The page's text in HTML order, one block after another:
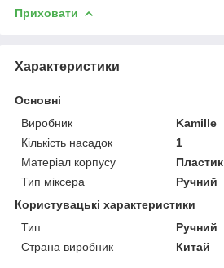
Приховати
Характеристики
Основні
Виробник
Kamille
Кількість насадок
1
Матеріал корпусу
Пластик
Тип міксера
Ручний
Користувацькі характеристики
Тип
Ручний
Страна виробник
Китай